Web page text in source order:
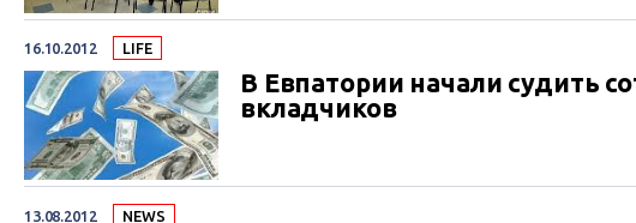
16.10.2012 LIFE
В Евпатории начали судить
вкладчиков
13.08.2012 NEWS